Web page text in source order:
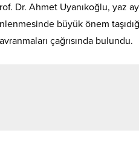
Dr. Ahmet Uyanıkoğlu, yaz
büyük önem
çağrısında bulundu.